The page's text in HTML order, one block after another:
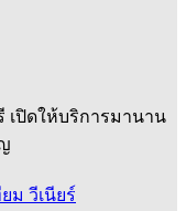
ปิดให้บริการมานาน
ม วีเนียร์